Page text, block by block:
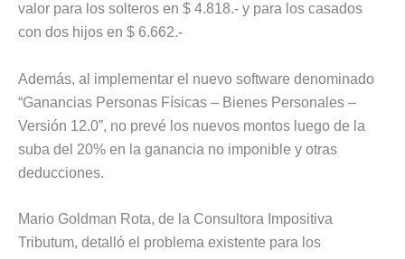
valor para los solteros en $ 4.818.- y para los casados
con dos hijos en $ 6.662.-
Además, al implementar el nuevo software denominado
“Ganancias Personas Físicas – Bienes Personales –
Versión 12.0”, no prevé los nuevos montos luego de la
suba del 20% en la ganancia no imponible y otras
deducciones.
Mario Goldman Rota, de la Consultora Impositiva
Tributum, detalló el problema existente para los